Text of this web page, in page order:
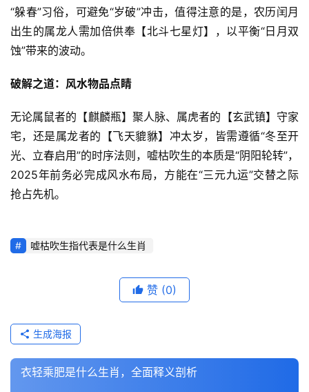
“躲春”习俗，可避免“岁破”冲击，值得注意的是，农历闰月
出生的属龙人需加倍供奉【北斗七星灯】，以平衡“日月双
蚀”带来的波动。
破解之道：风水物品点睛
无论属鼠者的【麒麟瓶】聚人脉、属虎者的【玄武镇】守家
宅，还是属龙者的【飞天貔貅】冲太岁，皆需遵循“冬至开
光、立春启用”的时序法则，嘘枯吹生的本质是“阴阳轮转”，
2025年前务必完成风水布局，方能在“三元九运”交替之际
抢占先机。
嘘枯吹生指代表是什么生肖
赞 (0)
生成海报
衣轻乘肥是什么生肖，全面释义剖析